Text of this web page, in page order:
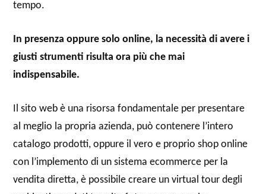
tempo.
In presenza oppure solo online, la necessità di avere i
giusti strumenti risulta ora più che mai
indispensabile.
Il sito web è una risorsa fondamentale per presentare
al meglio la propria azienda, può contenere l’intero
catalogo prodotti, oppure il vero e proprio shop online
con l’implemento di un sistema ecommerce per la
vendita diretta, è possibile creare un virtual tour degli